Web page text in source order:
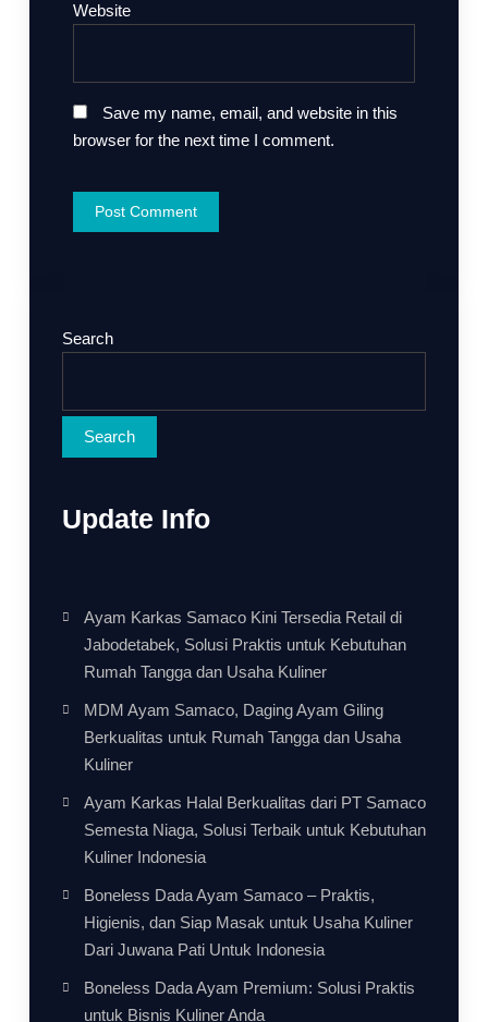
Website
Save my name, email, and website in this
browser for the next time I comment.
Search
Search
Update Info
Ayam Karkas Samaco Kini Tersedia Retail di
Jabodetabek, Solusi Praktis untuk Kebutuhan
Rumah Tangga dan Usaha Kuliner
MDM Ayam Samaco, Daging Ayam Giling
Berkualitas untuk Rumah Tangga dan Usaha
Kuliner
Ayam Karkas Halal Berkualitas dari PT Samaco
Semesta Niaga, Solusi Terbaik untuk Kebutuhan
Kuliner Indonesia
Boneless Dada Ayam Samaco – Praktis,
Higienis, dan Siap Masak untuk Usaha Kuliner
Dari Juwana Pati Untuk Indonesia
Boneless Dada Ayam Premium: Solusi Praktis
untuk Bisnis Kuliner Anda